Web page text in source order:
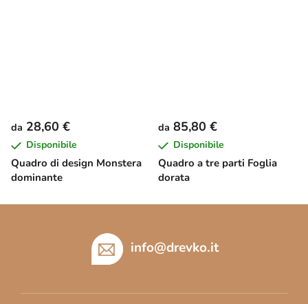
Quadro di design Monstera
dominante
da 28,60 €
Disponibile
Quadro a tre parti Foglia
dorata
da 85,80 €
Disponibile
info@drevko.it